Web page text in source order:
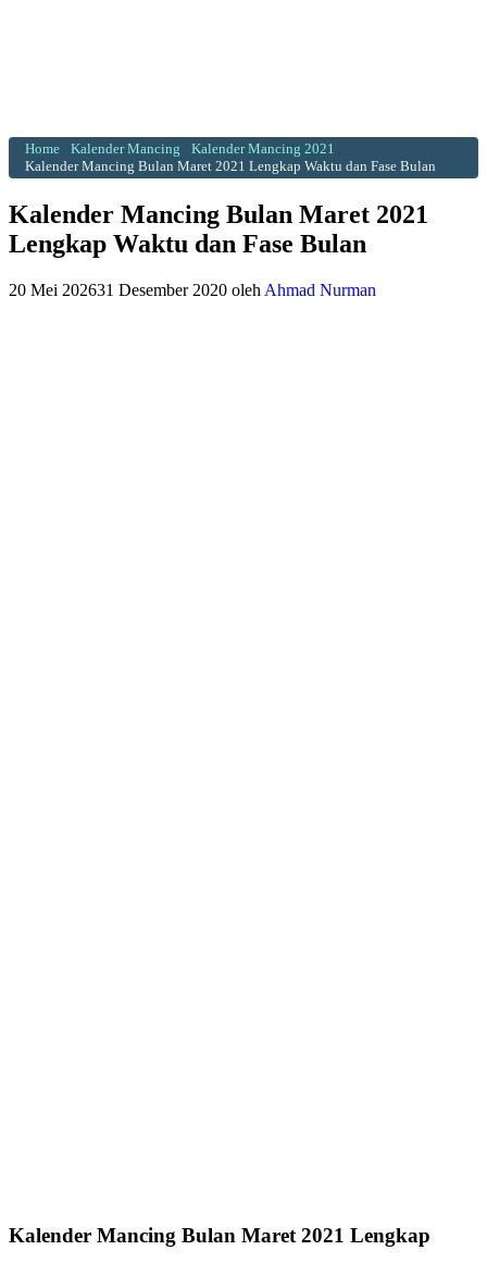
Home Kalender Mancing
Kalender Mancing 2021
Kalender Mancing Bulan Maret 2021 Lengkap Waktu dan Fase Bulan
Kalender Mancing Bulan Maret 2021
Lengkap Waktu dan Fase Bulan
20 Mei 202631 Desember 2020 oleh Ahmad Nurman
Kalender Mancing Bulan Maret 2021 Lengkap